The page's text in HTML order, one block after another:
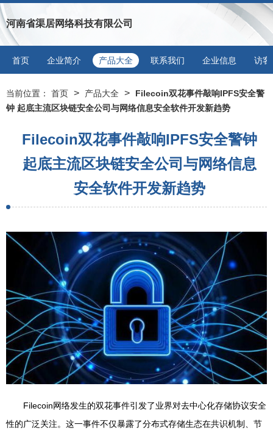
河南省渠居网络科技有限公司
首页 企业简介 产品大全 联系我们 企业信息 访客
当前位置： 首页 > 产品大全 >
Filecoin双花事件敲响IPFS安全警
钟 起底主流区块链安全公司与网络信息安全软件开发新趋势
Filecoin双花事件敲响IPFS安全警钟
起底主流区块链安全公司与网络信息
安全软件开发新趋势
Filecoin网络发生的双花事件引发了业界对去中心化存储协议安全
性的广泛关注。这一事件不仅暴露了分布式存储生态在共识机制、节